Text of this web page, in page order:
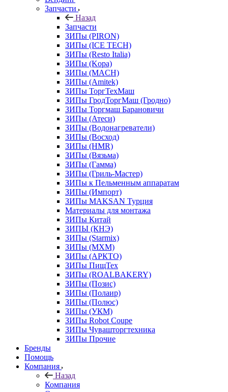
Запчасти
Назад
Запчасти
ЗИПы (PIRON)
ЗИПы (ICE TECH)
ЗИПы (Resto Italia)
ЗИПы (Kopa)
ЗИПы (MACH)
ЗИПы (Amitek)
ЗИПы ТоргТехМаш
ЗИПы ГродТоргМаш (Гродно)
ЗИПы Торгмаш Барановичи
ЗИПы (Атеси)
ЗИПы (Водонагреватели)
ЗИПы (Восход)
ЗИПы (HMR)
ЗИПы (Вязьма)
ЗИПы (Гамма)
ЗИПы (Гриль-Мастер)
ЗИПы к Пельменным аппаратам
ЗИПы (Импорт)
ЗИПы MAKSAN Турция
Материалы для монтажа
ЗИПы Китай
ЗИПЫ (КНЭ)
ЗИПы (Starmix)
ЗИПы (МХМ)
ЗИПы (АРКТО)
ЗИПы ПищТех
ЗИПы (ROALBAKERY)
ЗИПы (Позис)
ЗИПы (Полаир)
ЗИПы (Полюс)
ЗИПы (УКМ)
ЗИПы Robot Coupe
ЗИПы Чувашторгтехника
ЗИПы Прочие
Бренды
Помощь
Компания
Назад
Компания